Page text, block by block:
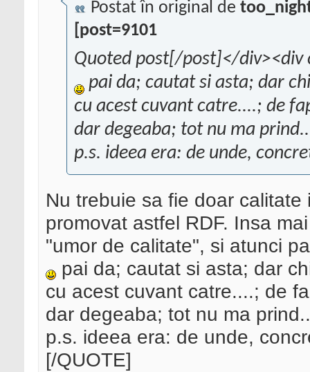
Postat în original de
[post=9101
Quoted post[/post]</div><div
pai da; cautat si asta; dar
cu acest cuvant catre....; de
dar degeaba; tot nu ma
p.s. ideea era: de unde,
Nu trebuie sa fie doar
promovat astfel RDF. Insa
"umor de calitate", si atunci
pai da; cautat si asta; dar
cu acest cuvant catre....; de
dar degeaba; tot nu ma
p.s. ideea era: de unde,
[/QUOTE]